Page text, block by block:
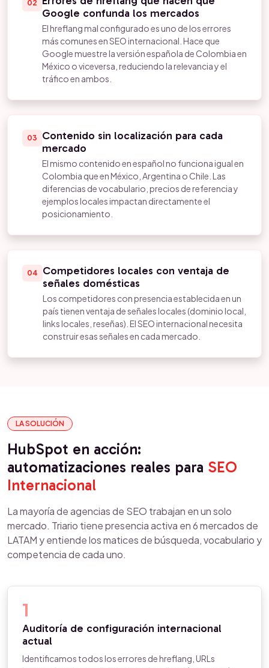
02
Google confunda los mercados
El hreflang mal configurado es uno de los errores
más comunes en SEO internacional. Hace que
Google muestre la versión española de Colombia en
México o viceversa, reduciendo la relevancia y el
tráfico en ambos.
03
Contenido sin localización para cada
mercado
El mismo contenido en español no funciona igual en
Colombia que en México, Argentina o Chile. Las
diferencias de vocabulario, precios de referencia y
ejemplos locales impactan directamente el
posicionamiento.
04
Competidores locales con ventaja de
señales domésticas
Los competidores con presencia establecida en un
país tienen ventaja de señales locales (dominio local,
links locales, reseñas). El SEO internacional necesita
construir esas señales en cada mercado.
LA SOLUCIÓN
HubSpot en acción:
automatizaciones reales para SEO
Internacional
La mayoría de agencias de SEO trabajan en un solo
mercado. Triario tiene presencia activa en 6 mercados de
LATAM y entiende los matices de búsqueda, vocabulario y
competencia de cada uno.
1
Auditoría de configuración internacional
actual
Identificamos todos los errores de hreflang, URLs